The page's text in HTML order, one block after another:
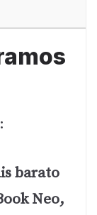
barato
Neo,